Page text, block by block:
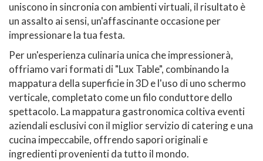
uniscono in sincronia con ambienti virtuali, il risultato è
un assalto ai sensi, un'affascinante occasione per
impressionare la tua festa.
Per un'esperienza culinaria unica che impressionerà,
offriamo vari formati di "Lux Table", combinando la
mappatura della superficie in 3D e l'uso di uno schermo
verticale, completato come un filo conduttore dello
spettacolo. La mappatura gastronomica coltiva eventi
aziendali esclusivi con il miglior servizio di catering e una
cucina impeccabile, offrendo sapori originali e
ingredienti provenienti da tutto il mondo.